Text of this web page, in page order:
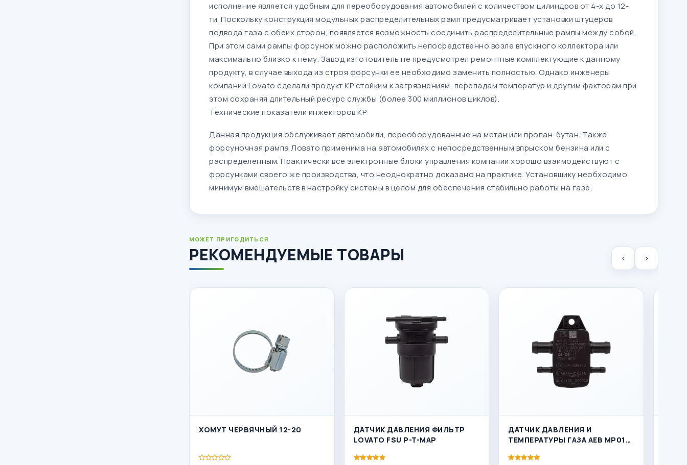
исполнение является удобным для переоборудования автомобилей с количеством цилиндров от 4-х до 12-
ти. Поскольку конструкция модульных распределительных рамп предусматривает установки штуцеров
подвода газа с обеих сторон, появляется возможность соединить распределительные рампы между собой.
При этом сами рампы форсунок можно расположить непосредственно возле впускного коллектора или
максимально близко к нему. Завод изготовитель не предусмотрел ремонтные комплектующие к данному
продукту, в случае выхода из строя форсунки ее необходимо заменить полностью. Однако инженеры
компании Lovato сделали продукт KP стойким к загрязнениям, перепадам температур и другим факторам при
этом сохраняя длительный ресурс службы (более 300 миллионов циклов).
Технические показатели инжекторов KP:
Данная продукция обслуживает автомобили, переоборудованные на метан или пропан-бутан. Также
форсуночная рампа Ловато применима на автомобилях с непосредственным впрыском бензина или с
распределенным. Практически все электронные блоки управления компании хорошо взаимодействуют с
форсунками своего же производства, что неоднократно доказано на практике. Установщику необходимо
минимум вмешательств в настройку системы в целом для обеспечения стабильно работы на газе.
МОЖЕТ ПРИГОДИТЬСЯ
РЕКОМЕНДУЕМЫЕ ТОВАРЫ
ХОМУТ ЧЕРВЯЧНЫЙ 12-20
ДАТЧИК ДАВЛЕНИЯ ФИЛЬТР
LOVATO FSU P-T-MAP
ДАТЧИК ДАВЛЕНИЯ И
ТЕМПЕРАТУРЫ ГАЗА AEB МР01